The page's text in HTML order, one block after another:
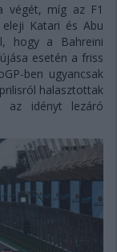
végét, míg az F1
Katari és Abu
hogy a Bahreini
esetén a friss
ben ugyancsak
halasztottak
az idényt lezáró